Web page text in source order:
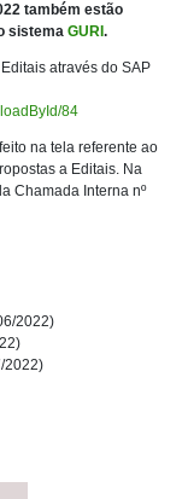
também estão
sistema GURI .
através do SAP
84
na tela referente ao
a Editais. Na
Chamada Interna nº
2022)
2022)